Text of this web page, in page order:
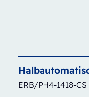
ERB/PH4-1418-CS